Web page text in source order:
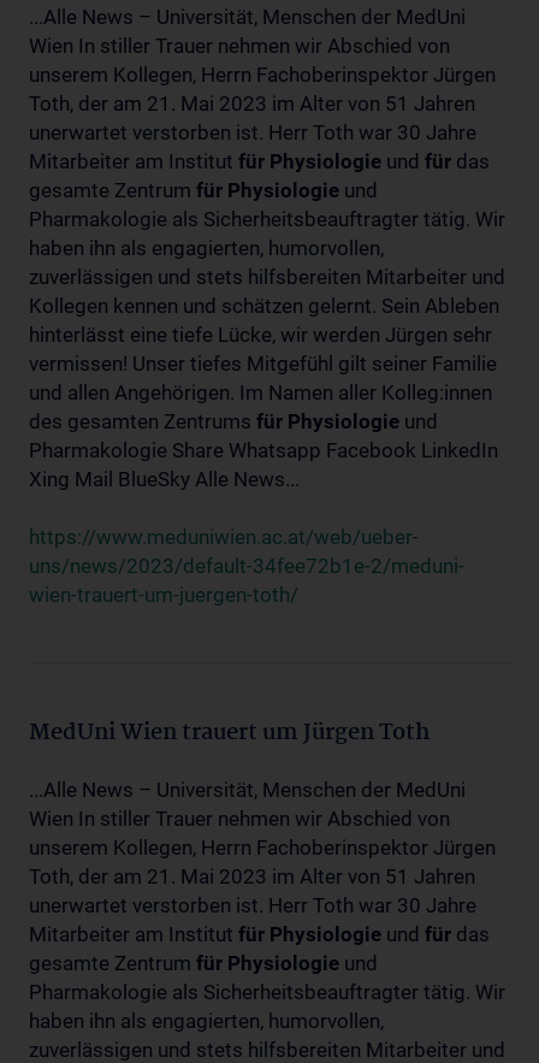
...Alle News – Universität, Menschen der MedUni
Wien In stiller Trauer nehmen wir Abschied von
unserem Kollegen, Herrn Fachoberinspektor Jürgen
Toth, der am 21. Mai 2023 im Alter von 51 Jahren
unerwartet verstorben ist. Herr Toth war 30 Jahre
Mitarbeiter am Institut für Physiologie und für das
gesamte Zentrum für Physiologie und
Pharmakologie als Sicherheitsbeauftragter tätig. Wir
haben ihn als engagierten, humorvollen,
zuverlässigen und stets hilfsbereiten Mitarbeiter und
Kollegen kennen und schätzen gelernt. Sein Ableben
hinterlässt eine tiefe Lücke, wir werden Jürgen sehr
vermissen! Unser tiefes Mitgefühl gilt seiner Familie
und allen Angehörigen. Im Namen aller Kolleg:innen
des gesamten Zentrums für Physiologie und
Pharmakologie Share Whatsapp Facebook LinkedIn
Xing Mail BlueSky Alle News...
https://www.meduniwien.ac.at/web/ueber-
uns/news/2023/default-34fee72b1e-2/meduni-
wien-trauert-um-juergen-toth/
MedUni Wien trauert um Jürgen Toth
...Alle News – Universität, Menschen der MedUni
Wien In stiller Trauer nehmen wir Abschied von
unserem Kollegen, Herrn Fachoberinspektor Jürgen
Toth, der am 21. Mai 2023 im Alter von 51 Jahren
unerwartet verstorben ist. Herr Toth war 30 Jahre
Mitarbeiter am Institut für Physiologie und für das
gesamte Zentrum für Physiologie und
Pharmakologie als Sicherheitsbeauftragter tätig. Wir
haben ihn als engagierten, humorvollen,
zuverlässigen und stets hilfsbereiten Mitarbeiter und